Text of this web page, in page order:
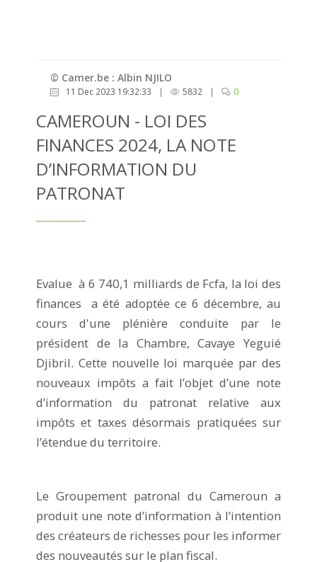
© Camer.be : Albin NJILO
11 Dec 2023 19:32:33 | 5832 | 0
CAMEROUN - LOI DES
FINANCES 2024, LA NOTE
D’INFORMATION DU
PATRONAT
Evalue à 6 740,1 milliards de Fcfa, la loi des
finances a été adoptée ce 6 décembre, au
cours d'une plénière conduite par le
président de la Chambre, Cavaye Yeguié
Djibril. Cette nouvelle loi marquée par des
nouveaux impôts a fait l’objet d’une note
d’information du patronat relative aux
impôts et taxes désormais pratiquées sur
l’étendue du territoire.
Le Groupement patronal du Cameroun a
produit une note d’information à l’intention
des créateurs de richesses pour les informer
des nouveautés sur le plan fiscal.